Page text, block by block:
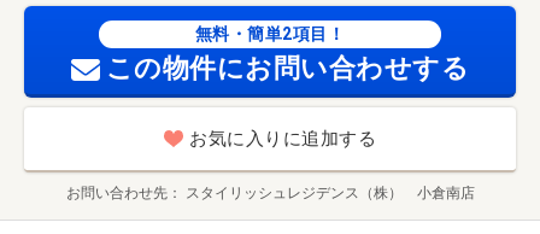
無料・簡単2項目！
この物件にお問い合わせする
お気に入りに追加する
お問い合わせ先 スタイリッシュレジデンス（株） 小倉南店